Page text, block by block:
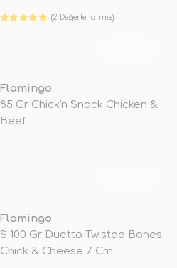
(2 Değerlendirme)
Flamingo
85 Gr Chick'n Snack Chicken &
Beef
Flamingo
S 100 Gr Duetto Twisted Bones
Chick & Cheese 7 Cm